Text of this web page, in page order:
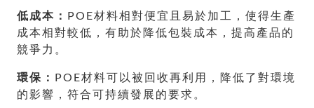
低成本： POE材料相對便宜且易於加工，使得生產
成本相對較低，有助於降低包裝成本，提高產品的
競爭力。
環保： POE材料可以被回收再利用，降低了對環境
的影響，符合可持續發展的要求。